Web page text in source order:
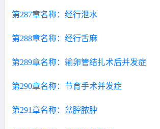
第287章名称：经行泄水
第288章名称：经行舌麻
第289章名称：输卵管结扎术后并发症
第290章名称：节育手术并发症
第291章名称：盆腔脓肿